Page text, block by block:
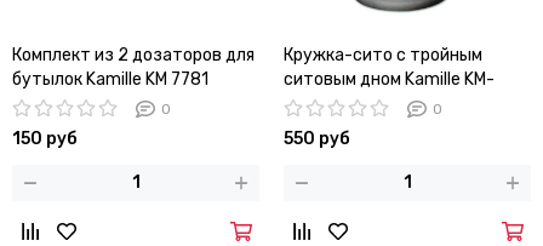
Комплект из 2 дозаторов для
бутылок Kamille KM 7781
0
150 руб
Кружка-сито с тройным
ситовым дном Kamille KM-
7784 (d10х13 см)
0
550 руб